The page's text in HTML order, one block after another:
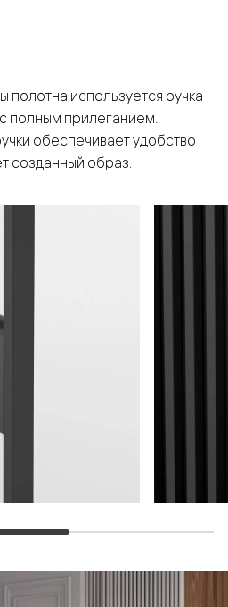
полотна используется ручка
полным прилеганием.
обеспечивает удобство
созданный образ.